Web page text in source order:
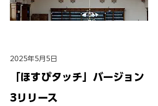
2025年5月5日
「ほすぴタッチ」バージョン
3リリース